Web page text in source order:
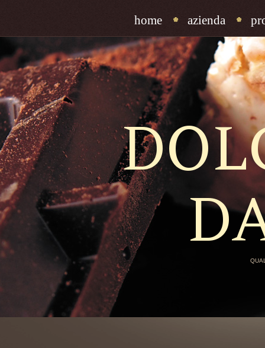
home azienda